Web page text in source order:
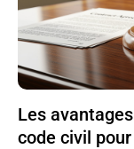
Les
code civil